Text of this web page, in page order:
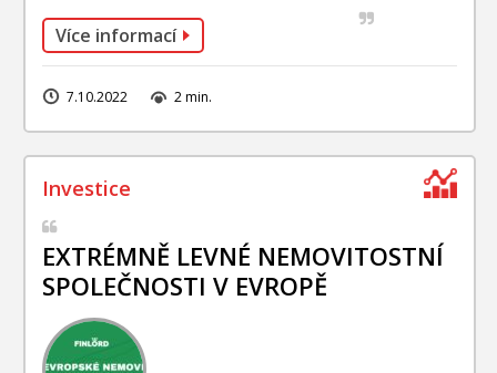
Více informací
7.10.2022 2 min.
EXTRÉMNĚ LEVNÉ NEMOVITOSTNÍ
SPOLEČNOSTI V EVROPĚ